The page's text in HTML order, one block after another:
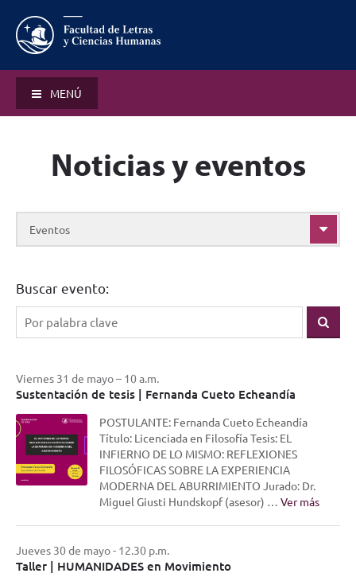
MENÚ
Noticias y eventos
Eventos
Buscar evento:
Viernes 31 de mayo – 10 a.m.
Sustentación de tesis | Fernanda Cueto Echeandía
POSTULANTE: Fernanda Cueto Echeandía
Título: Licenciada en Filosofía Tesis: EL
INFIERNO DE LO MISMO: REFLEXIONES
FILOSÓFICAS SOBRE LA EXPERIENCIA
MODERNA DEL ABURRIMIENTO Jurado: Dr.
Miguel Giusti Hundskopf (asesor) … Ver más
Jueves 30 de mayo - 12.30 p.m.
Taller | HUMANIDADES en Movimiento